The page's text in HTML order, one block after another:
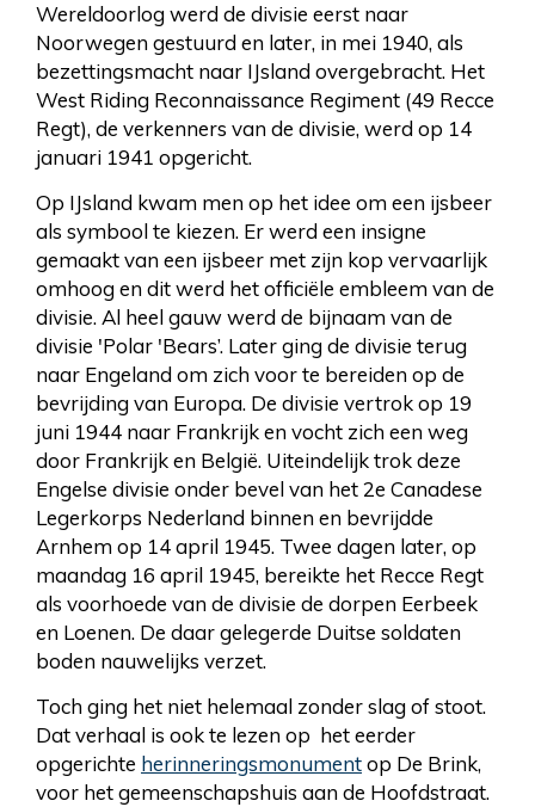
Wereldoorlog werd de divisie eerst naar
Noorwegen gestuurd en later, in mei 1940, als
bezettingsmacht naar IJsland overgebracht. Het
West Riding Reconnaissance Regiment (49 Recce
Regt), de verkenners van de divisie, werd op 14
januari 1941 opgericht.
Op IJsland kwam men op het idee om een ijsbeer
als symbool te kiezen. Er werd een insigne
gemaakt van een ijsbeer met zijn kop vervaarlijk
omhoog en dit werd het officiële embleem van de
divisie. Al heel gauw werd de bijnaam van de
divisie 'Polar 'Bears’. Later ging de divisie terug
naar Engeland om zich voor te bereiden op de
bevrijding van Europa. De divisie vertrok op 19
juni 1944 naar Frankrijk en vocht zich een weg
door Frankrijk en België. Uiteindelijk trok deze
Engelse divisie onder bevel van het 2e Canadese
Legerkorps Nederland binnen en bevrijdde
Arnhem op 14 april 1945. Twee dagen later, op
maandag 16 april 1945, bereikte het Recce Regt
als voorhoede van de divisie de dorpen Eerbeek
en Loenen. De daar gelegerde Duitse soldaten
boden nauwelijks verzet.
Toch ging het niet helemaal zonder slag of stoot.
Dat verhaal is ook te lezen op het eerder
opgerichte herinneringsmonumentop De Brink,
voor het gemeenschapshuis aan de Hoofdstraat.